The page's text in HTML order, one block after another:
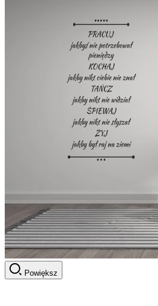
Powiększ